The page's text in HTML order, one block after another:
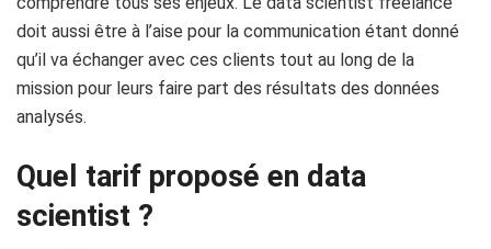
doit aussi être à l’aise pour la communication étant donné
qu’il va échanger avec ces clients tout au long de la
mission pour leurs faire part des résultats des données
analysés.
Quel tarif proposé en data
scientist ?